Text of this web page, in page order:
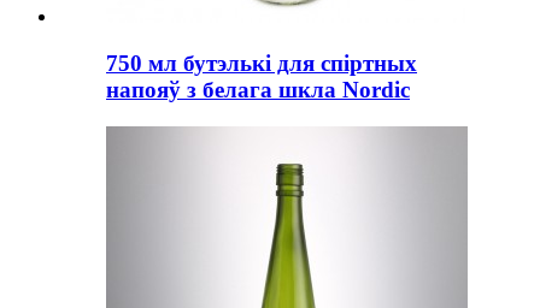
750 мл бутэлькі для спіртных
напояў з белага шкла Nordic